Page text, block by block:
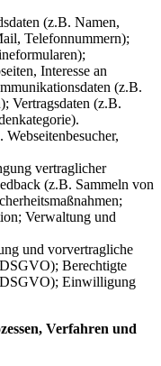
(z.B. Namen,
Telefonnummern);
Interesse an
(z.B.
Vertragsdaten (z.B.
vertraglicher
(z.B. Sammeln von
Verwaltung und
und vorvertragliche
Berechtigte
Einwilligung
Verfahren und